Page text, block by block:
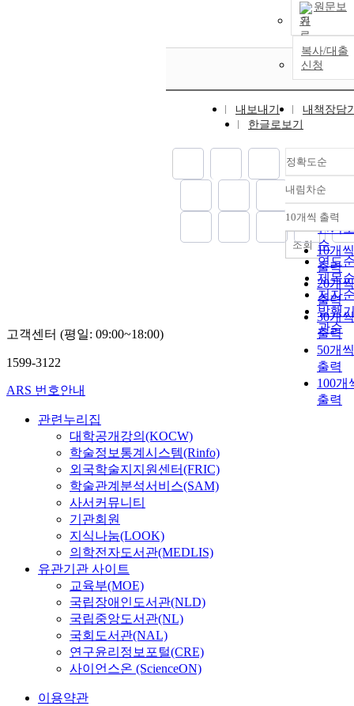
원문보
기
복사/대출
신청
내보내기
내책장담
한글로보기
정확도순
정확
순
인기
순
연도
제목
저자
발행
관순
내림차순
내림
10개씩 출력
10개씩
출력
20개씩
출력
30개씩
출력
50개씩
출력
100개
출력
조회
고객센터 (평일: 09:00~18:00)
1599-3122
ARS 번호안내
관련누리집
대학공개강의(KOCW)
학술정보통계시스템(Rinfo)
외국학술지지원센터(FRIC)
학술관계분석서비스(SAM)
사서커뮤니티
기관회원
지식나눔(LOOK)
의학전자도서관(MEDLIS)
유관기관 사이트
교육부(MOE)
국립장애인도서관(NLD)
국립중앙도서관(NL)
국회도서관(NAL)
연구윤리정보포털(CRE)
사이언스온 (ScienceON)
이용약관